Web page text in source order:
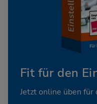
Fit für den
Jetzt online üben für